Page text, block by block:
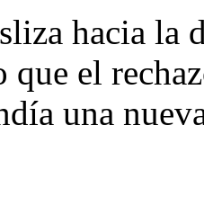
hacia
que el
una